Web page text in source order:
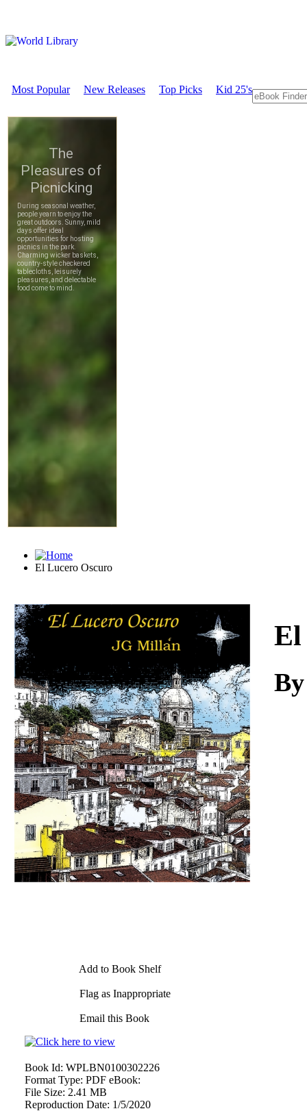
Most Popular New Releases Top Picks Kid 25's
El Lucero Oscuro
Download
Add to Book Shelf
Flag as Inappropriate
Email this Book
El
Book Id: WPLBN0100302226
Format Type: PDF eBook:
File Size: 2.41 MB
Reproduction Date: 1/5/2020